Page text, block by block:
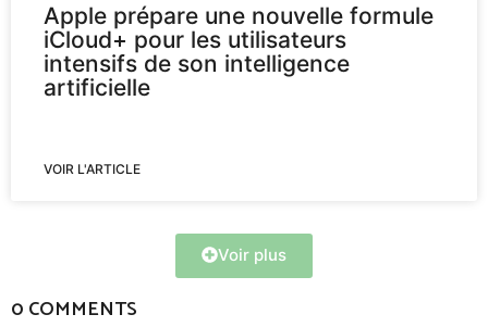
Apple prépare une nouvelle formule
iCloud+ pour les utilisateurs
intensifs de son intelligence
artificielle
VOIR L'ARTICLE
Voir plus
0 COMMENTS